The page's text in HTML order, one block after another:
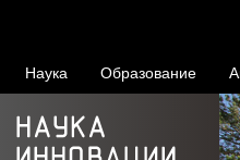
Наука Образование